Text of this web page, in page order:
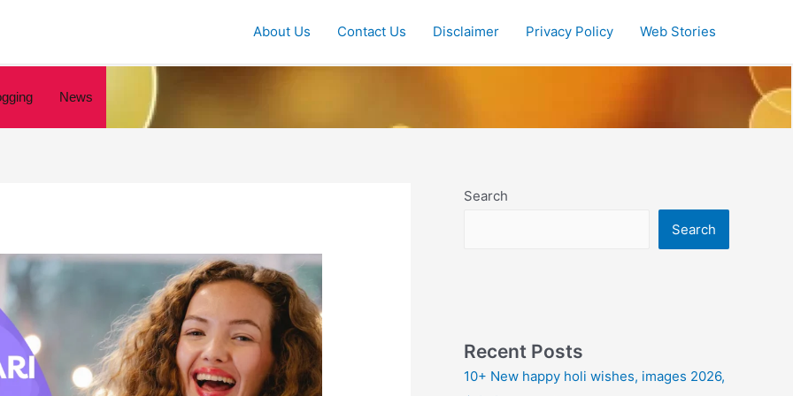
About Us Contact Us Disclaimer Privacy Policy Web Stories
News
Search
Search
Recent Posts
10+ New happy holi wishes, images 2026,